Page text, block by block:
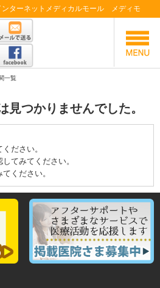
ンターネットメディカルモール メディモ
一覧
見つかりませんでした。
ださい。
てみてください。
ください。